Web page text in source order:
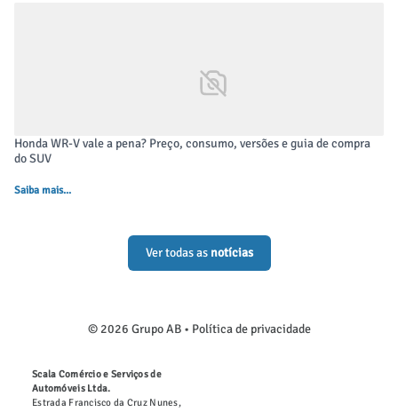
Honda WR-V vale a pena? Preço, consumo, versões e guia de compra
do SUV
Saiba mais...
Ver todas as notícias
© 2026 Grupo AB • Política de privacidade
Scala Comércio e Serviços de
Automóveis Ltda.
Estrada Francisco da Cruz Nunes,